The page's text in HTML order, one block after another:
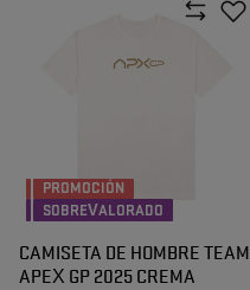
PROMOCIÓN
SOBREVALORADO
CAMISETA DE HOMBRE TEAM
APEX GP 2025 CREMA